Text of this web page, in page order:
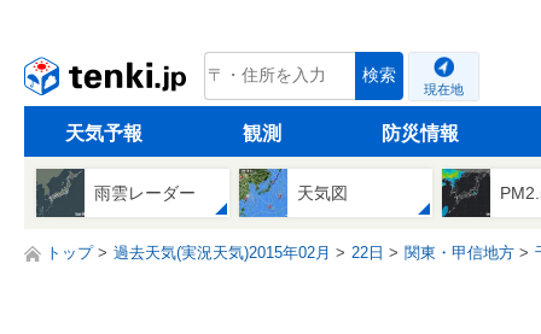
tenki.jp 検索
現在地
天気予報 観測 防災情報
雨雲レーダー 天気図
トップ 過去天気(実況天気)2015年02月 22日 関東・甲信地方